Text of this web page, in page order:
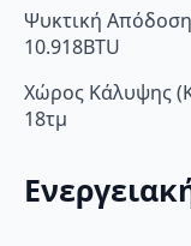
Ψυκτική Απόδοση
10.918BTU
Χώρος Κάλυψης
18τμ